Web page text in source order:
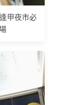
甲夜市必